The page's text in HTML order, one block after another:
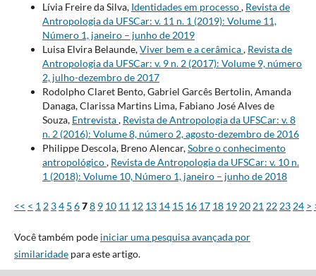
Lívia Freire da Silva, Identidades em processo, Revista de
Antropologia da UFSCar: v. 11 n. 1 (2019): Volume 11,
Número 1, janeiro – junho de 2019
Luisa Elvira Belaunde,Viver bem e a cerâmica, Revista de
Antropologia da UFSCar: v. 9 n. 2 (2017): Volume 9, número
2, julho-dezembro de 2017
Rodolpho Claret Bento, Gabriel Garcês Bertolin, Amanda
Danaga, Clarissa Martins Lima, Fabiano José Alves de
Souza, Entrevista, Revista de Antropologia da UFSCar: v. 8
n. 2 (2016): Volume 8, número 2, agosto-dezembro de 2016
Philippe Descola, Breno Alencar,Sobre o conhecimento
antropológico, Revista de Antropologia da UFSCar: v. 10 n.
1 (2018): Volume 10, Número 1, janeiro – junho de 2018
<< < 1 2 34 5 678 9 10 11 12 13 14 15 16 17 18 19 20 21 22 23 24 >
Você também pode iniciar uma pesquisa avançada por
similaridadepara este artigo.